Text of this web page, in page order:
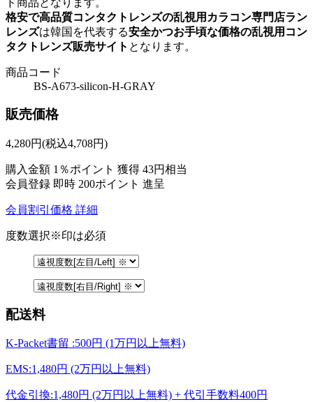
格安で高品質コンタクトレンズの乱視用カラコン専門店ラン
レンズは韓国を代表する安全かつお手頃な価格の乱視用コン
タクトレンズ販売サイト となります。
商品コード
BS-A673-silicon-H-GRAY
販売価格
4,280円(税込4,708円)
購入金額 1％ポイント 獲得 43円相当
会員登録 即時 200ポイント 進呈
会員割引価格 詳細
度数選択※印は必須
配送料
K-Packet書留 :500円 (1万円以上無料)
EMS:1,480円 (2万円以上無料)
代金引換:1,480円 (2万円以上無料) + 代引手数料400円